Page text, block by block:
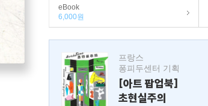
eBook
6,000원
프랑스
퐁피두센터 기획
[아트 팝업북]
초현실주의